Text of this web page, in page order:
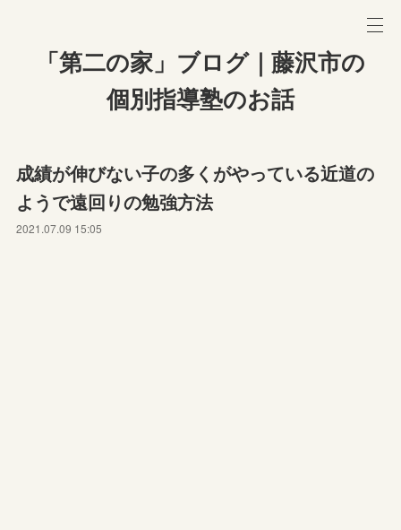
「第二の家」ブログ｜藤沢市の
個別指導塾のお話
成績が伸びない子の多くがやっている近道の
ようで遠回りの勉強方法
2021.07.09 15:05